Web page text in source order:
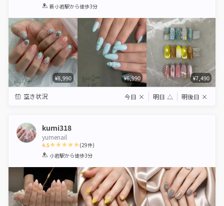
1 2 3 4 5
新小岩駅から徒歩3分
¥8,990 ¥6,990 ¥7,490
空き状況 今日 × 明日 △ 明後日 ×
kumi318
yumenail
4.5
1 2 3 4 5
(29件)
小岩駅から徒歩3分